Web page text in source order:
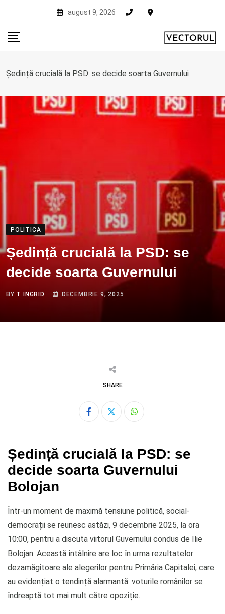
content
august 9, 2026
Ședință crucială la PSD: se decide soarta Guvernului
POLITICA
Ședință crucială la PSD: se
decide soarta Guvernului
BY T INGRID DECEMBRIE 9, 2025
SHARE
Whatsapp
Ședință crucială la PSD: se
decide soarta Guvernului
Bolojan
Într-un moment de maximă tensiune politică, social-
democrații se reunesc astăzi, 9 decembrie 2025, la ora
10:00, pentru a discuta viitorul Guvernului condus de Ilie
Bolojan. Această întâlnire are loc în urma rezultatelor
dezamăgitoare ale alegerilor pentru Primăria Capitalei, care
au evidențiat o tendință alarmantă: voturile românilor se
îndreaptă tot mai mult către opoziție.